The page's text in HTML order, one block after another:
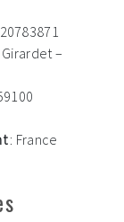
–
: France